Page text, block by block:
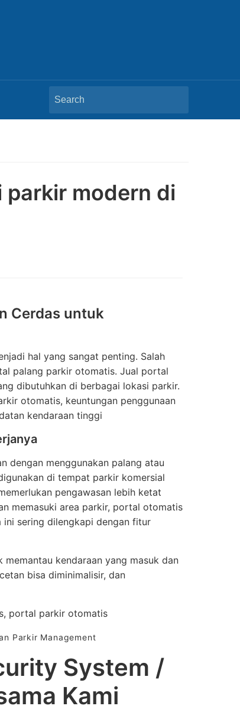
Search
for:
modern di
Cerdas untuk
hal yang sangat penting. Salah
palang parkir otomatis. Jual portal
dibutuhkan di berbagai lokasi parkir.
otomatis, keuntungan penggunaan
kendaraan tinggi
dengan menggunakan palang atau
di tempat parkir komersial
pengawasan lebih ketat
memasuki area parkir, portal otomatis
ini sering dilengkapi dengan fitur
kendaraan yang masuk dan
bisa diminimalisir, dan
portal parkir otomatis
Parkir Management
System /
Kami